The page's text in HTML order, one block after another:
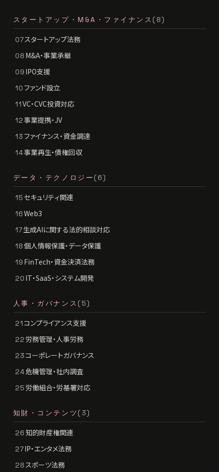
スタートアップ・M&A・ファイナンス (8)
07スタートアップ法務
08 M&A・事業承継
09 IPO支援
10 ファンド設立
11VC・CVC投資対応
12事業提携・JV
13 ファイナンス・資金調達
14事業再生・債権回収
データ・テクノロジー (6)
15セキュリティ関連
16Web3
17生成AIに関する法的相談対応
18個人情報保護・データ保護
19 FinTech・資金決済法務
20 IT・SaaS・システム開発
人事・ガバナンス (5)
21コンプライアンス支援
22 労務管理・人事労務
23コーポレートガバナンス
24危機管理・社内調査
25 労働組合・労基署対応
知財・コンテンツ (3)
26 知的財産権関連
27IP・エンタメ法務
28スポーツ法務